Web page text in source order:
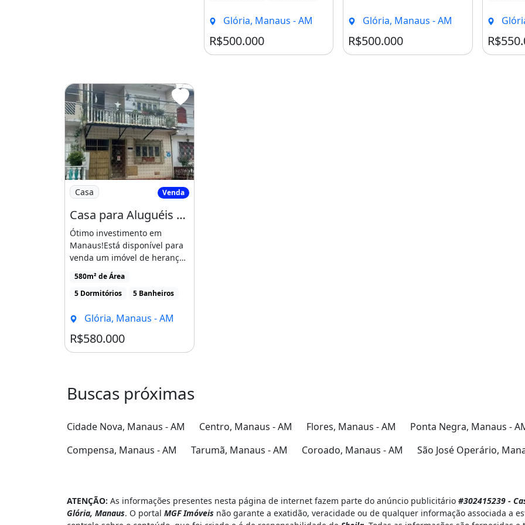
Glória, Manaus - AM
R$500.000
Glória, Manaus - AM
R$500.000
Imagem: Casa para Aluguéis Melhor Investimento
Casa Venda
Casa para Aluguéis Melhor Investimento
Ótimo investimento em
Manaus!Está disponível para
venda um imóvel de herança
localizado no Bairro [...]
580m² de Área
5 Dormitórios
5 Banheiros
Glória, Manaus - AM
R$580.000
Buscas próximas
Cidade Nova, Manaus - AM Centro, Manaus - AM Flores, Manaus - AM
Ponta Negra, Manaus -
Compensa, Manaus - AM
Tarumã, Manaus - AM Coroado, Manaus - AM São José Operário,
ATENÇÃO: As informações presentes nesta página de internet fazem parte do anúncio publicitário #302415239 -
Glória, Manaus. O portal MGF Imóveis não garante a exatidão, veracidade ou de qualquer informação associada a